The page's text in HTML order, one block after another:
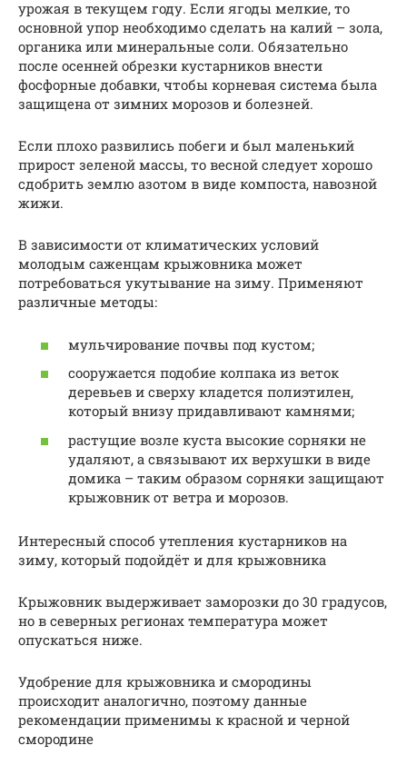
урожая в текущем году. Если ягоды мелкие, то
основной упор необходимо сделать на калий – зола,
органика или минеральные соли. Обязательно
после осенней обрезки кустарников внести
фосфорные добавки, чтобы корневая система была
защищена от зимних морозов и болезней.
Если плохо развились побеги и был маленький
прирост зеленой массы, то весной следует хорошо
сдобрить землю азотом в виде компоста, навозной
жижи.
В зависимости от климатических условий
молодым саженцам крыжовника может
потребоваться укутывание на зиму. Применяют
различные методы:
мульчирование почвы под кустом;
сооружается подобие колпака из веток
деревьев и сверху кладется полиэтилен,
который внизу придавливают камнями;
растущие возле куста высокие сорняки не
удаляют, а связывают их верхушки в виде
домика – таким образом сорняки защищают
крыжовник от ветра и морозов.
Интересный способ утепления кустарников на
зиму, который подойдёт и для крыжовника
Крыжовник выдерживает заморозки до 30 градусов,
но в северных регионах температура может
опускаться ниже.
Удобрение для крыжовника и смородины
происходит аналогично, поэтому данные
рекомендации применимы к красной и черной
смородине